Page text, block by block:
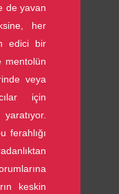
de yavan
her
edici bir
mentolün
veya
için
ferahlığı
keskin